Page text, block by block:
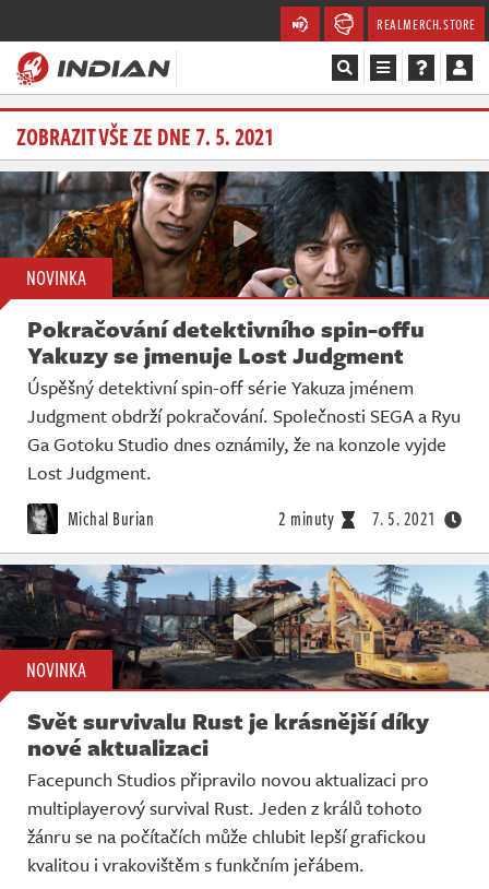
REALMERCH.STORE
Magazín
Recenze
Videa
Soutěže
Databáze
Komunita
Redakce
Živě
ZOBRAZIT VŠE ZE DNE 7. 5. 2021
NOVINKA
Pokračování detektivního spin-offu
Yakuzy se jmenuje Lost Judgment
Úspěšný detektivní spin-off série Yakuza jménem
Judgment obdrží pokračování. Společnosti SEGA a Ryu
Ga Gotoku Studio dnes oznámily, že na konzole vyjde
Lost Judgment.
Michal Burian 2 minuty 7. 5. 2021
NOVINKA
Svět survivalu Rust je krásnější díky
nové aktualizaci
Facepunch Studios připravilo novou aktualizaci pro
multiplayerový survival Rust. Jeden z králů tohoto
žánru se na počítačích může chlubit lepší grafickou
kvalitou i vrakovištěm s funkčním jeřábem.